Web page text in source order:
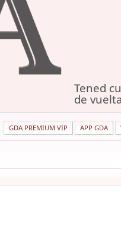
Tened
de
GDA PREMIUM VIP APP GDA